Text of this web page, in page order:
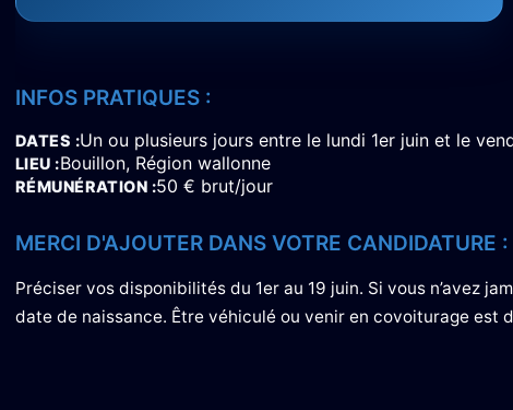
INFOS PRATIQUES :
DATES Un ou plusieurs jours entre le lundi 1er juin et le
LIEU Bouillon, Région wallonne
RÉMUNÉRATION 50 € brut/jour
MERCI D'AJOUTER DANS VOTRE CANDIDATURE :
Préciser vos disponibilités du 1er au 19 juin. Si vous n’avez
date de naissance. Être véhiculé ou venir en covoiturage est